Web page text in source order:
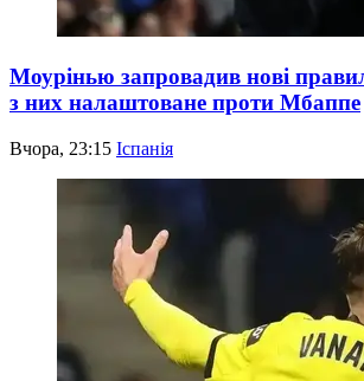
Моурінью запровадив нові
з них налаштоване проти Мбаппе
Вчора, 23:15 Іспанія